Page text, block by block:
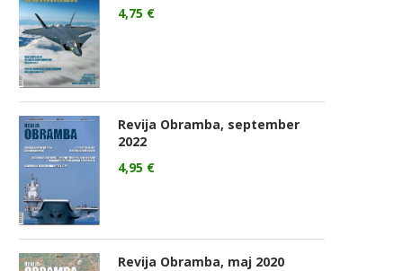
4,75 €
Revija Obramba, september
2022
4,95 €
Revija Obramba, maj 2020